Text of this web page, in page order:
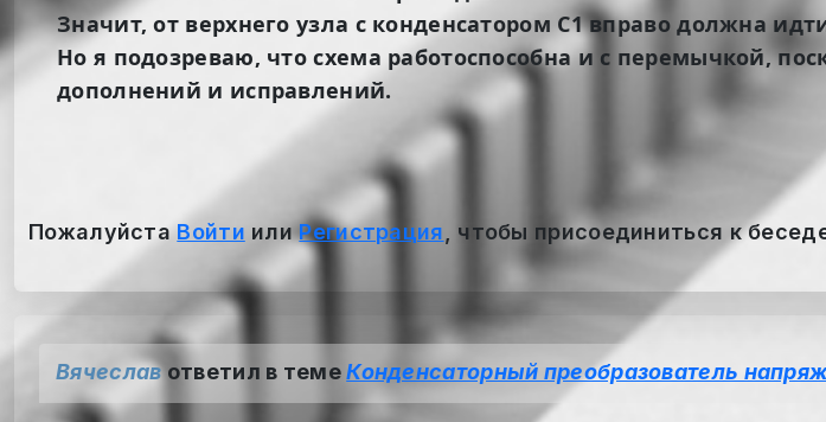
Значит, от верхнего узла с конденсатором C1 вправо должна
Но я подозреваю, что схема работоспособна и с перемычкой,
дополнений и исправлений.
ПожалуйстаВойти или Регистрация , чтобы присоединиться к
Вячеславответил в темеКонденсаторный преобразователь